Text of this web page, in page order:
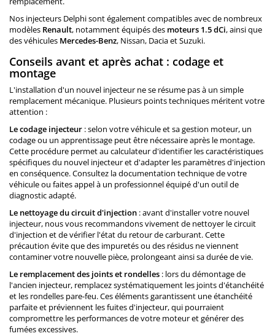
Nos injecteurs Delphi sont également compatibles avec de nombreux
modèles Renault, notamment équipés des moteurs 1.5 dCi, ainsi que
des véhicules Mercedes-Benz, Nissan, Dacia et Suzuki.
Conseils avant et après achat : codage et
montage
L'installation d'un nouvel injecteur ne se résume pas à un simple
remplacement mécanique. Plusieurs points techniques méritent votre
attention :
Le codage injecteur : selon votre véhicule et sa gestion moteur, un
codage ou un apprentissage peut être nécessaire après le montage.
Cette procédure permet au calculateur d'identifier les caractéristiques
spécifiques du nouvel injecteur et d'adapter les paramètres d'injection
en conséquence. Consultez la documentation technique de votre
véhicule ou faites appel à un professionnel équipé d'un outil de
diagnostic adapté.
Le nettoyage du circuit d'injection : avant d'installer votre nouvel
injecteur, nous vous recommandons vivement de nettoyer le circuit
d'injection et de vérifier l'état du retour de carburant. Cette
précaution évite que des impuretés ou des résidus ne viennent
contaminer votre nouvelle pièce, prolongeant ainsi sa durée de vie.
Le remplacement des joints et rondelles : lors du démontage de
l'ancien injecteur, remplacez systématiquement les joints d'étanchéité
et les rondelles pare-feu. Ces éléments garantissent une étanchéité
parfaite et préviennent les fuites d'injecteur, qui pourraient
compromettre les performances de votre moteur et générer des
fumées excessives.